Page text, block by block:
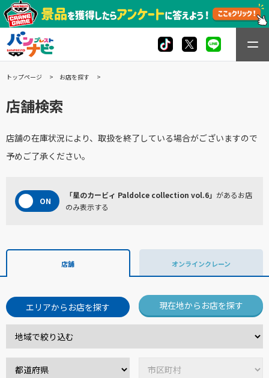
トップページ お店を探す
店舗検索
店舗の在庫状況により、取扱を終了している場合がございますので
予めご了承ください。
「星のカービィ Paldolce collection vol.6」 があるお店
のみ表示する
店舗 オンラインクレーン
エリアからお店を探す 現在地からお店を探す